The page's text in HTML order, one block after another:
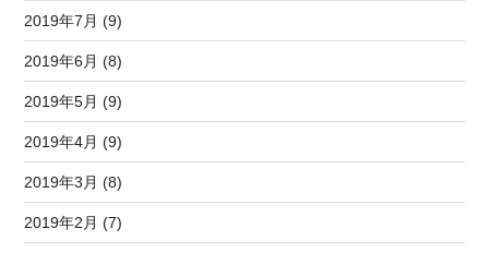
2019年7月 (9)
2019年6月 (8)
2019年5月 (9)
2019年4月 (9)
2019年3月 (8)
2019年2月 (7)